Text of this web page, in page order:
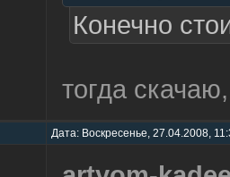
Конечно
тогда
Дата: Воскресенье, 27.04.2008,